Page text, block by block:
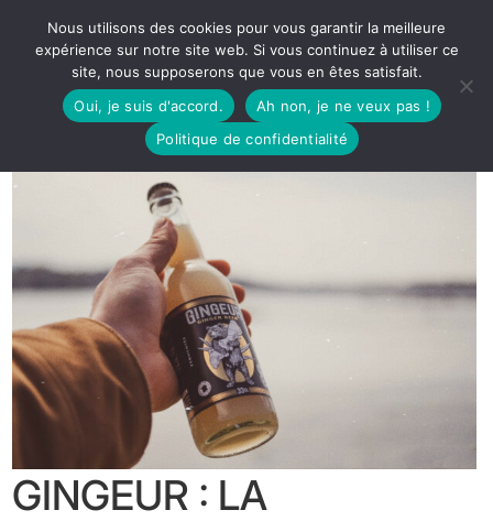
GINGEUR : LA
Nous utilisons des cookies pour vous garantir la meilleure
expérience sur notre site web. Si vous continuez à utiliser ce
site, nous supposerons que vous en êtes satisfait.
Oui, je suis d'accord.
Ah non, je ne veux pas !
Politique de confidentialité